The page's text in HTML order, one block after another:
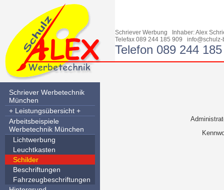
Schriever Werbung Inhaber: Alex
Telefax 089 244 185 909
Telefon 089 244
Schriever Werbetechnik
München
+ Leistungsübersicht +
Arbeitsbeispiele
Werbetechnik München
Lichtwerbung
Leuchtkasten
Schilder
Beschriftungen
Fahrzeugbeschriftungen